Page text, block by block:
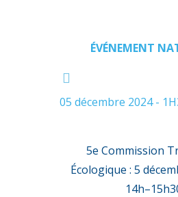
ÉVÉNEMENT
05 décembre 2024 -
5e Commission
Écologique : 5
14h–